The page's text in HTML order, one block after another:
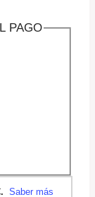
PAGO